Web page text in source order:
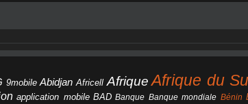
9mobile Abidjan Africell Afrique Afrique du
application mobile BAD Banque Banque mondiale Bénin